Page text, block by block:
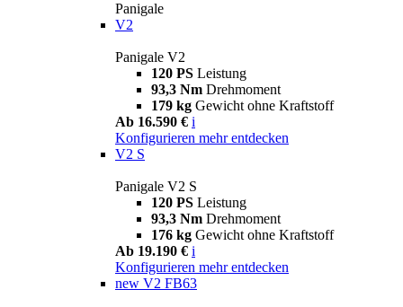
Panigale
V2
Panigale V2
120 PS Leistung
93,3 Nm Drehmoment
179 kg Gewicht ohne Kraftstoff
Ab 16.590 € i
Konfigurieren mehr entdecken
V2 S
Panigale V2 S
120 PS Leistung
93,3 Nm Drehmoment
176 kg Gewicht ohne Kraftstoff
Ab 19.190 € i
Konfigurieren mehr entdecken
new V2 FB63